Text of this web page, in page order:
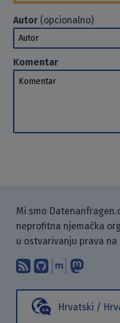
Autor(opcionalno)
Autor
Komentar
Komentar
Mi smo
neprofitna njemačka
u ostvarivanju prava
Pretplati se
Pronađi
Hrvatski /